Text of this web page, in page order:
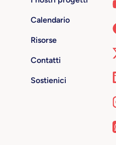
Calendario
Risorse
Contatti
Sostienici